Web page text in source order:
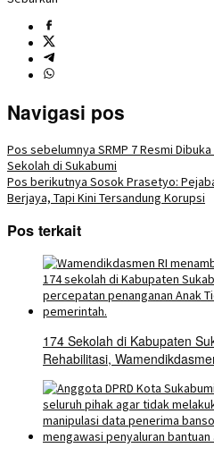
Navigasi pos
Pos sebelumnya SRMP 7 Resmi
Sekolah di Sukabumi
Pos berikutnya Sosok Prasetyo:
Berjaya, Tapi Kini Tersandung Korupsi
Pos terkait
174 Sekolah di Kabupaten
Rehabilitasi,